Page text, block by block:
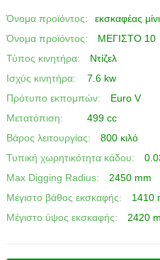
Όνομα προϊόντος:
εκσκαφέας μίνι
Όνομα προϊόντος:
ΜΕΓΙΣΤΟ 10
Τύπος κινητήρα:
Ντίζελ
Ισχύς κινητήρα:
7.6 kw
Πρότυπο εκπομπών:
Euro V
Μετατόπιση:
499 cc
Βάρος λειτουργίας:
800 κιλό
Τυπική χωρητικότητα κάδου:
Max Digging Radius:
2450 mm
Μέγιστο βάθος εκσκαφής:
1410
Μέγιστο ύψος εκσκαφής:
2420